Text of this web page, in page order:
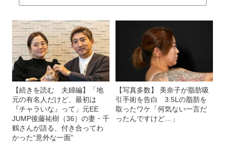
【続きを読む 夫婦編】「地
元の有名人だけど、最初は
『チャラいな』って」元EE
JUMP後藤祐樹（36）の妻・千
鶴さんが語る、付き合ってわ
かった“意外な一面”
【写真多数】 美奈子が脂肪吸
引手術を告白 3.5Lの脂肪を
取ったワケ「何気ない一言だ
ったんですけど…」